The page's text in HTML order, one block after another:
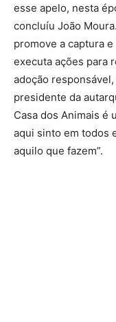
esse apelo, nesta
concluíu João
promove a captura
executa ações para
adoção
presidente da
Casa dos Animais é
aqui sinto em todos
aquilo que fazem”.